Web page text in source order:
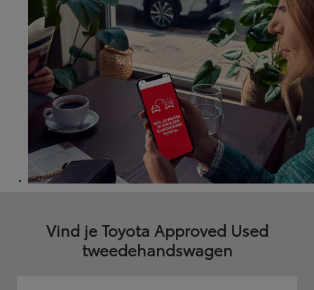
Vind je Toyota Approved Used
tweedehandswagen